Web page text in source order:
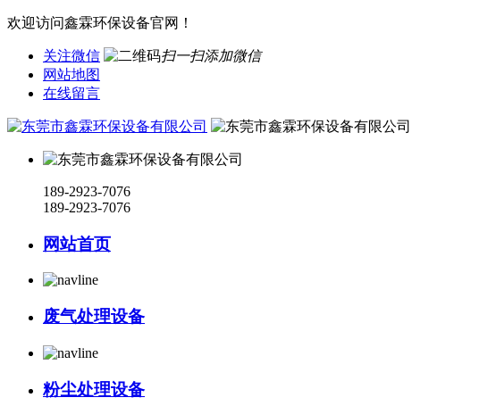
欢迎访问鑫霖环保设备官网！
关注微信
扫一扫添加微信
网站地图
在线留言
189-2923-7076
189-2923-7076
网站首页
废气处理设备
粉尘处理设备